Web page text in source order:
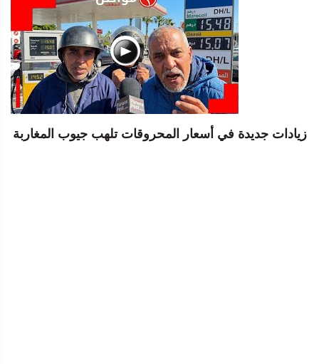
زيادات جديدة في أسعار المحروقات تلهب جيوب المغاربة